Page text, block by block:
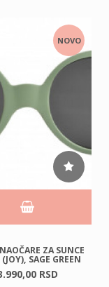
NOVO
ZA SUNCE
SAGE GREEN
00 RSD